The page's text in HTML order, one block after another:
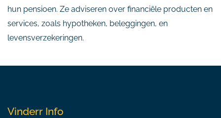
hun pensioen. Ze adviseren over financiële producten en
services, zoals hypotheken, beleggingen, en
levensverzekeringen.
Vinderr Info